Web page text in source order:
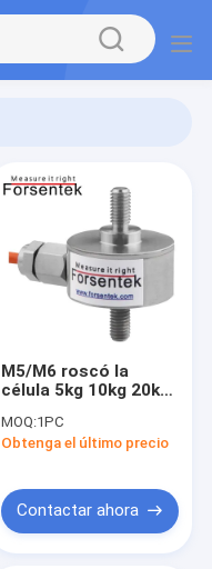
M5/M6 roscó la
célula 5kg 10kg 20kg
la carga de la tensión
y de compresión
MOQ:1PC
Obtenga el último precio
Contactar ahora